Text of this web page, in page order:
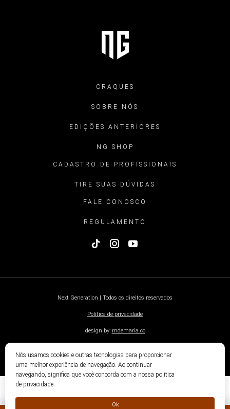
CRAQUES
SOBRE NÓS
EDIÇÕES ANTERIORES
NG SHOP
CADASTRO DE PROFISSIONAIS
TIRE SUAS DÚVIDAS
FALE CONOSCO
REGULAMENTO
Next Generation | Todos os direitos reservados
Política de privacidade
design by: mdemaria.co
Nós usamos cookies e outras tecnologias para proporcionar
uma melhor experiência de navegação. Ao continuar
navegando, significa que você concorda com a nossa política
de privacidade.
Ok